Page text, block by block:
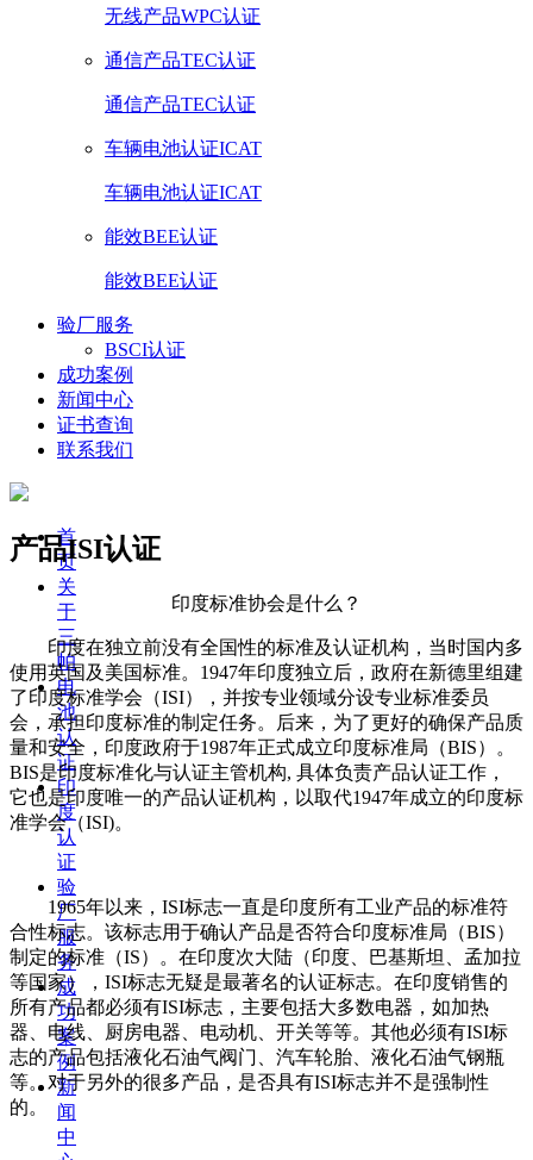
无线产品WPC认证
通信产品TEC认证
通信产品TEC认证
车辆电池认证ICAT
车辆电池认证ICAT
能效BEE认证
能效BEE认证
验厂服务
BSCI认证
成功案例
新闻中心
证书查询
联系我们
首
页
关
于
三
帕
电
池
认
证
印
度
认
证
验
厂
服
务
成
功
案
例
新
闻
中
产品ISI认证
印度标准协会是什么？
印度在独立前没有全国性的标准及认证机构，当时国内多
使用英国及美国标准。1947年印度独立后，政府在新德里组建
了印度标准学会（ISI），并按专业领域分设专业标准委员
会，承担印度标准的制定任务。后来，为了更好的确保产品质
量和安全，印度政府于1987年正式成立印度标准局（BIS）。
BIS是印度标准化与认证主管机构, 具体负责产品认证工作，
它也是印度唯一的产品认证机构，以取代1947年成立的印度标
准学会（ISI)。
1965年以来，ISI标志一直是印度所有工业产品的标准符
合性标志。该标志用于确认产品是否符合印度标准局（BIS）
制定的标准（IS）。在印度次大陆（印度、巴基斯坦、孟加拉
等国家），ISI标志无疑是最著名的认证标志。在印度销售的
所有产品都必须有ISI标志，主要包括大多数电器，如加热
器、电线、厨房电器、电动机、开关等等。其他必须有ISI标
志的产品包括液化石油气阀门、汽车轮胎、液化石油气钢瓶
等。对于另外的很多产品，是否具有ISI标志并不是强制性
的。